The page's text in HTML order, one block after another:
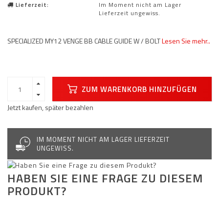
Lieferzeit:
Im Moment nicht am Lager
Lieferzeit ungewiss.
SPECIALIZED MY12 VENGE BB CABLE GUIDE W / BOLTLesen Sie mehr..
ZUM WARENKORB HINZUFÜGEN
Jetzt kaufen, später bezahlen
IM MOMENT NICHT AM LAGER LIEFERZEIT
UNGEWISS.
HABEN SIE EINE FRAGE ZU DIESEM
PRODUKT?